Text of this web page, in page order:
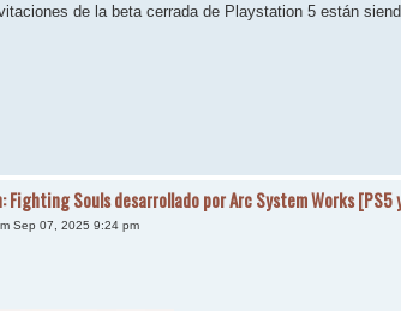
de la beta cerrada de Playstation 5 están
Fighting Souls desarrollado por Arc System Works
Sep 07, 2025 9:24 pm